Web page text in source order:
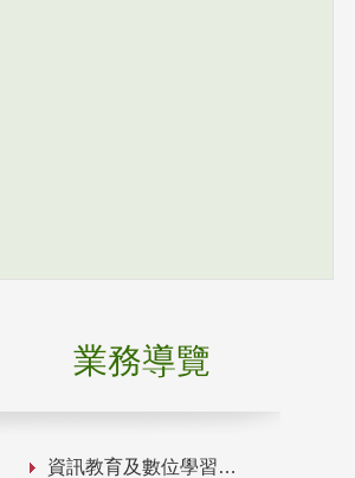
業務導覽
資訊教育及數位學習